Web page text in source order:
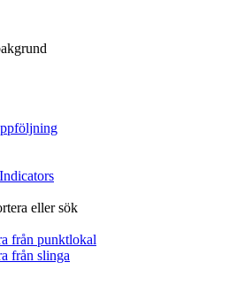
eller sök
från punktlokal
från slinga